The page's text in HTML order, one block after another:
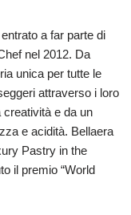
a far parte di
nel 2012. Da
unica per tutte le
attraverso i loro
e da un
e acidità. Bellaera
Pastry in the
il premio “World